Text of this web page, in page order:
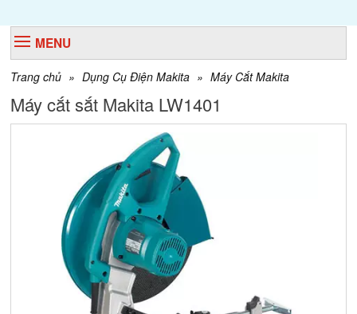
MENU
Trang chủ » Dụng Cụ Điện Makita » Máy Cắt Makita
Máy cắt sắt Makita LW1401